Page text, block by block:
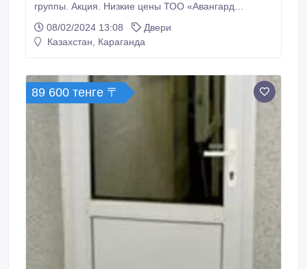
группы. Акция. Низкие цены ТОО «Авангард
двери и входные группы. Также Вы можете
приобрести дилерское изделие без монтажа и
«Немецкий профиль по цене турецкого!» Спешите!
Цены на стандартные пластиковые двери: -дверь из
дверного профиля ПВХ (можно закрывать на ключ):
08/02/2024 13:08
Двери
Казахстан, Караганда
89 600 тенге 〒